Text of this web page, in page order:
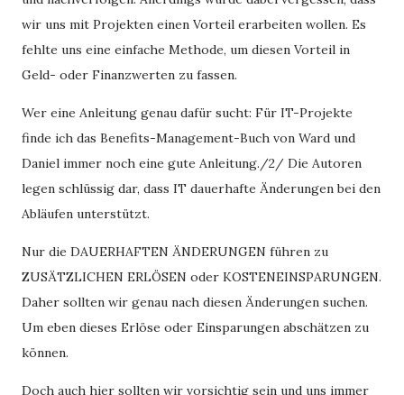
wir uns mit Projekten einen Vorteil erarbeiten wollen. Es
fehlte uns eine einfache Methode, um diesen Vorteil in
Geld- oder Finanzwerten zu fassen.
Wer eine Anleitung genau dafür sucht: Für IT-Projekte
finde ich das Benefits-Management-Buch von Ward und
Daniel immer noch eine gute Anleitung./2/ Die Autoren
legen schlüssig dar, dass IT dauerhafte Änderungen bei den
Abläufen unterstützt.
Nur die DAUERHAFTEN ÄNDERUNGEN führen zu
ZUSÄTZLICHEN ERLÖSEN oder KOSTENEINSPARUNGEN.
Daher sollten wir genau nach diesen Änderungen suchen.
Um eben dieses Erlöse oder Einsparungen abschätzen zu
können.
Doch auch hier sollten wir vorsichtig sein und uns immer